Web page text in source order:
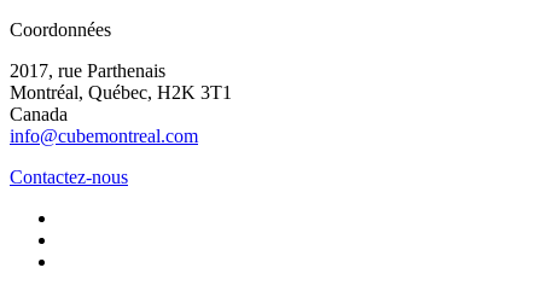
Coordonnées
2017, rue Parthenais
Montréal, Québec, H2K 3T1
Canada
info@cubemontreal.com
Contactez-nous